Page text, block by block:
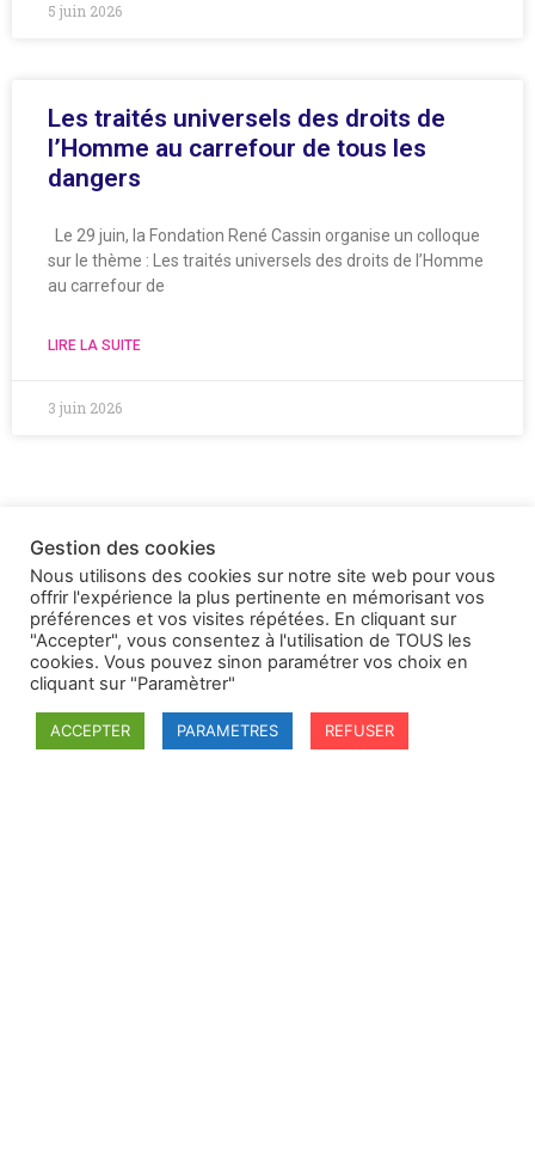
5 juin 2026
Les traités universels des droits de
l’Homme au carrefour de tous les
dangers
Le 29 juin, la Fondation René Cassin organise un colloque
sur le thème : Les traités universels des droits de l’Homme
au carrefour de
LIRE LA SUITE
3 juin 2026
Gestion des cookies
Nous utilisons des cookies sur notre site web pour vous
offrir l'expérience la plus pertinente en mémorisant vos
préférences et vos visites répétées. En cliquant sur
"Accepter", vous consentez à l'utilisation de TOUS les
cookies. Vous pouvez sinon paramétrer vos choix en
cliquant sur "Paramètrer"
ACCEPTER PARAMETRES REFUSER